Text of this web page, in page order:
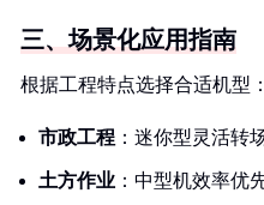
三、场景化应用指南
根据工程特点选择合适机型：
市政工程 ：迷你型灵活转
土方作业 ：中型机效率优